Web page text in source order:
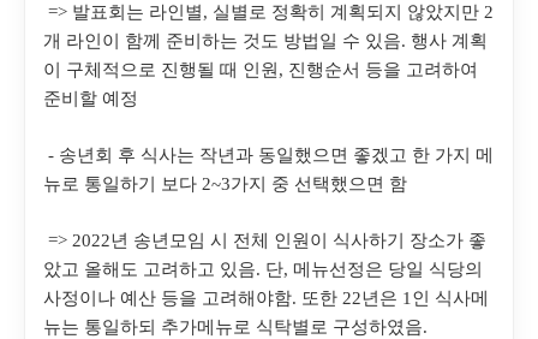
=> 발표회는 라인별, 실별로 정확히 계획되지 않았지만 2
개 라인이 함께 준비하는 것도 방법일 수 있음. 행사 계획
이 구체적으로 진행될 때 인원 , 진행순서 등을 고려하여
준비할 예정
- 송년회 후 식사는 작년과 동일했으면 좋겠고 한 가지 메
뉴로 통일하기 보다 2~3가지 중 선택했으면 함
=> 2022년 송년모임 시 전체 인원이 식사하기 장소가 좋
았고 올해도 고려하고 있음. 단, 메뉴선정은 당일 식당의
사정이나 예산 등을 고려해야함. 또한 22년은 1인 식사메
뉴는 통일하되 추가메뉴로 식탁별로 구성하였음.